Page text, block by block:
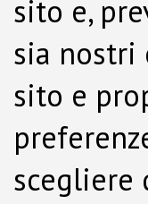
sito e,
sia nostri
sito e
scegliere